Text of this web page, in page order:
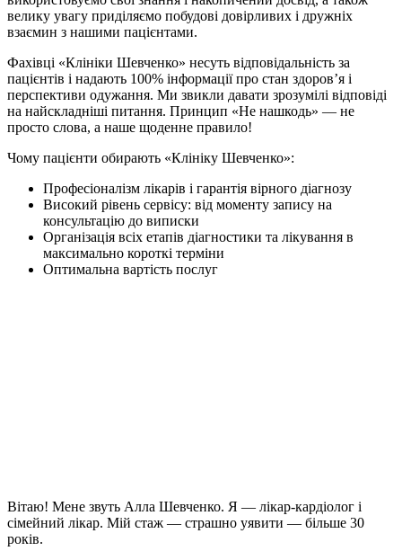
велику увагу приділяємо побудові довірливих і дружніх
взаємин з нашими пацієнтами.
Фахівці «Клініки Шевченко» несуть відповідальність за
пацієнтів і надають 100% інформації про стан здоров’я і
перспективи одужання. Ми звикли давати зрозумілі відповіді
на найскладніші питання. Принцип «Не нашкодь» — не
просто слова, а наше щоденне правило!
Чому пацієнти обирають «Клініку Шевченко»:
Професіоналізм лікарів і гарантія вірного діагнозу
Високий рівень сервісу: від моменту запису на
консультацію до виписки
Організація всіх етапів діагностики та лікування в
максимально короткі терміни
Оптимальна вартість послуг
Вітаю! Мене звуть Алла Шевченко. Я — лікар-кардіолог і
сімейний лікар. Мій стаж — страшно уявити — більше 30
років.